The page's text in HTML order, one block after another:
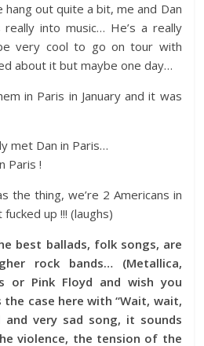
hang out quite a bit, me and Dan
really into music… He’s a really
very cool to go on tour with
about it but maybe one day…
in Paris in January and it was
met Dan in Paris…
Paris !
the thing, we’re 2 Americans in
up !!! (laughs)
best ballads, folk songs, are
rock bands… (Metallica,
or Pink Floyd and wish you
the case here with “Wait, wait,
and very sad song, it sounds
violence, the tension of the